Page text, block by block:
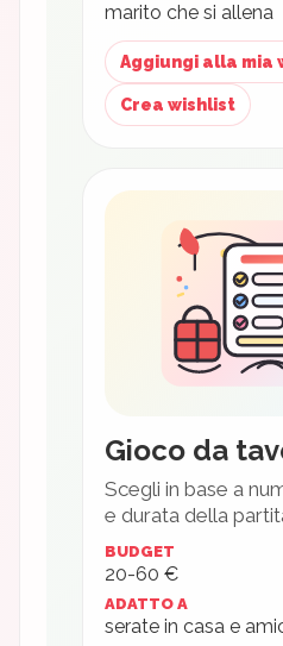
marito che si allena
Aggiungi alla mia
Crea wishlist
Gioco da
Scegli in base a
e durata della
BUDGET
20-60 €
ADATTO A
serate in casa e